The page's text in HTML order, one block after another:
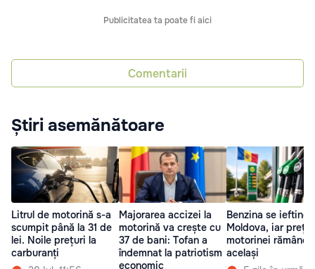
Publicitatea ta poate fi aici
Comentarii
Știri asemănătoare
Litrul de motorină s-a
scumpit până la 31 de
lei. Noile prețuri la
carburanți
Majorarea accizei la
motorină va crește cu
37 de bani: Tofan a
îndemnat la patriotism
economic
Benzina se
Moldova, iar prețul
motorinei rămâne
același